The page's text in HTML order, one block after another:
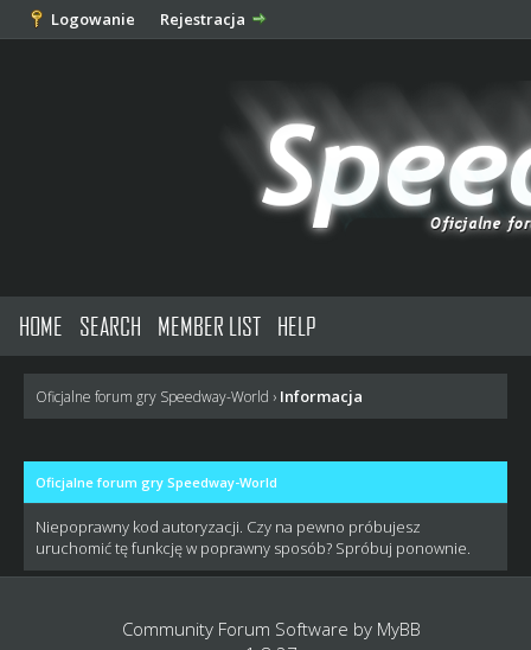
Logowanie Rejestracja
HOME SEARCH MEMBER LIST HELP
Oficjalne forum gry Speedway-World › Informacja
Oficjalne forum gry Speedway-World
Niepoprawny kod autoryzacji. Czy na pewno próbujesz
uruchomić tę funkcję w poprawny sposób? Spróbuj ponownie.
Community Forum Software by MyBB